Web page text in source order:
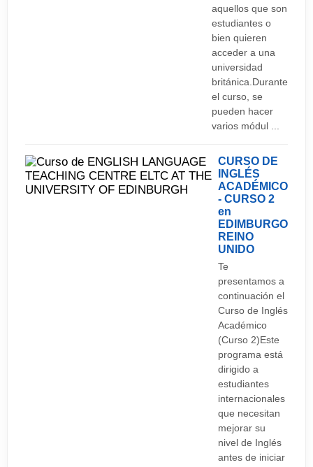
aquellos que son
estudiantes o
bien quieren
acceder a una
universidad
británica.Durante
el curso, se
pueden hacer
varios módul ...
CURSO DE
INGLÉS
ACADÉMICO
- CURSO 2
en
EDIMBURGO
REINO
UNIDO
Te
presentamos a
continuación el
Curso de Inglés
Académico
(Curso 2)Este
programa está
dirigido a
estudiantes
internacionales
que necesitan
mejorar su
nivel de Inglés
antes de iniciar